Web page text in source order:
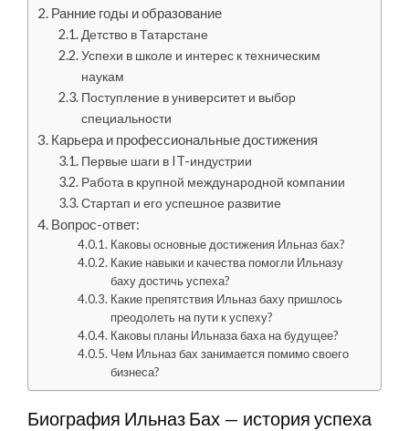
Ранние годы и образование
Детство в Татарстане
Успехи в школе и интерес к техническим
наукам
Поступление в университет и выбор
специальности
Карьера и профессиональные достижения
Первые шаги в IT-индустрии
Работа в крупной международной компании
Стартап и его успешное развитие
Вопрос-ответ:
Каковы основные достижения Ильназ бах?
Какие навыки и качества помогли Ильназу
баху достичь успеха?
Какие препятствия Ильназ баху пришлось
преодолеть на пути к успеху?
Каковы планы Ильназа баха на будущее?
Чем Ильназ бах занимается помимо своего
бизнеса?
Биография Ильназ Бах — история успеха